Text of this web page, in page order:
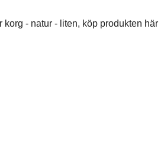
korg - natur - liten, köp produkten här